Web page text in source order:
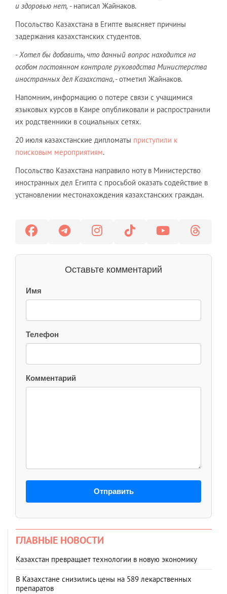
и здоровью нет, - написал Жайнаков.
Посольство Казахстана в Египте выясняет причины
задержания казахстанских студентов.
- Хотел бы добавить, что данный вопрос находится на
особом постоянном контроле руководства Министерства
иностранных дел Казахстана, - отметил Жайнаков.
Напомним, информацию о потере связи с учащимися
языковых курсов в Каире опубликовали и распространили
их родственники в социальных сетях.
20 июля казахстанские дипломаты приступили к
поисковым мероприятиям.
Посольство Казахстана направило ноту в Министерство
иностранных дел Египта с просьбой оказать содействие в
установлении местонахождения казахстанских граждан.
Оставьте комментарий
Имя
Телефон
Комментарий
Отправить
ГЛАВНЫЕ НОВОСТИ
Казахстан превращает технологии в новую экономику
В Казахстане снизились цены на 589 лекарственных
препаратов